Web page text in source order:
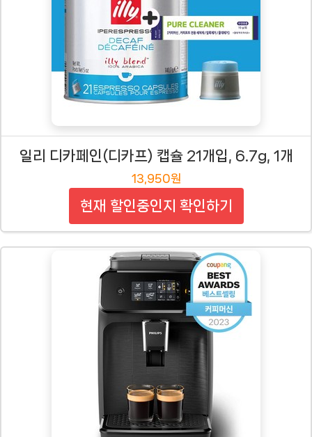
일리 디카페인(디카프) 캡슐 21개입, 6.7g, 1개
13,950원
현재 할인중인지 확인하기